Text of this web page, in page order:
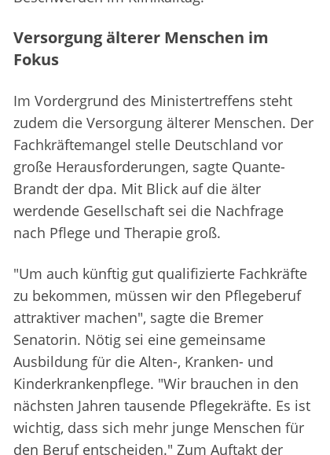
Versorgung älterer Menschen im
Fokus
Im Vordergrund des Ministertreffens steht
zudem die Versorgung älterer Menschen. Der
Fachkräftemangel stelle Deutschland vor
große Herausforderungen, sagte Quante-
Brandt der dpa. Mit Blick auf die älter
werdende Gesellschaft sei die Nachfrage
nach Pflege und Therapie groß.
"Um auch künftig gut qualifizierte Fachkräfte
zu bekommen, müssen wir den Pflegeberuf
attraktiver machen", sagte die Bremer
Senatorin. Nötig sei eine gemeinsame
Ausbildung für die Alten-, Kranken- und
Kinderkrankenpflege. "Wir brauchen in den
nächsten Jahren tausende Pflegekräfte. Es ist
wichtig, dass sich mehr junge Menschen für
den Beruf entscheiden." Zum Auftakt der